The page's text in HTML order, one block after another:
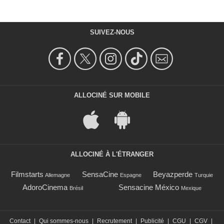
SUIVEZ-NOUS
ALLOCINÉ SUR MOBILE
ALLOCINÉ À L'ÉTRANGER
Filmstarts Allemagne SensaCine Espagne Beyazperde Turquie
AdoroCinema Brésil Sensacine México Mexique
Contact Qui sommes-nous Recrutement Publicité CGU CGV